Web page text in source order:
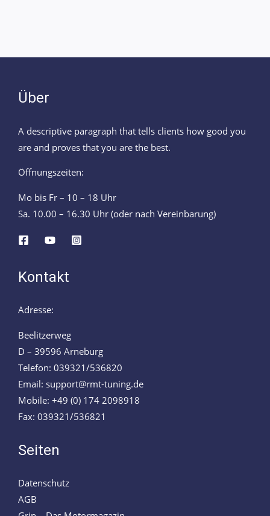
Über
A descriptive paragraph that tells clients how good you
are and proves that you are the best.
Öffnungszeiten:
Mo bis Fr – 10 – 18 Uhr
Sa. 10.00 – 16.30 Uhr (oder nach Vereinbarung)
Kontakt
Adresse:
Beelitzerweg
D – 39596 Arneburg
Telefon: 039321/536820
Email: support@rmt-tuning.de
Mobile: +49 (0) 174 2098918
Fax: 039321/536821
Seiten
Datenschutz
AGB